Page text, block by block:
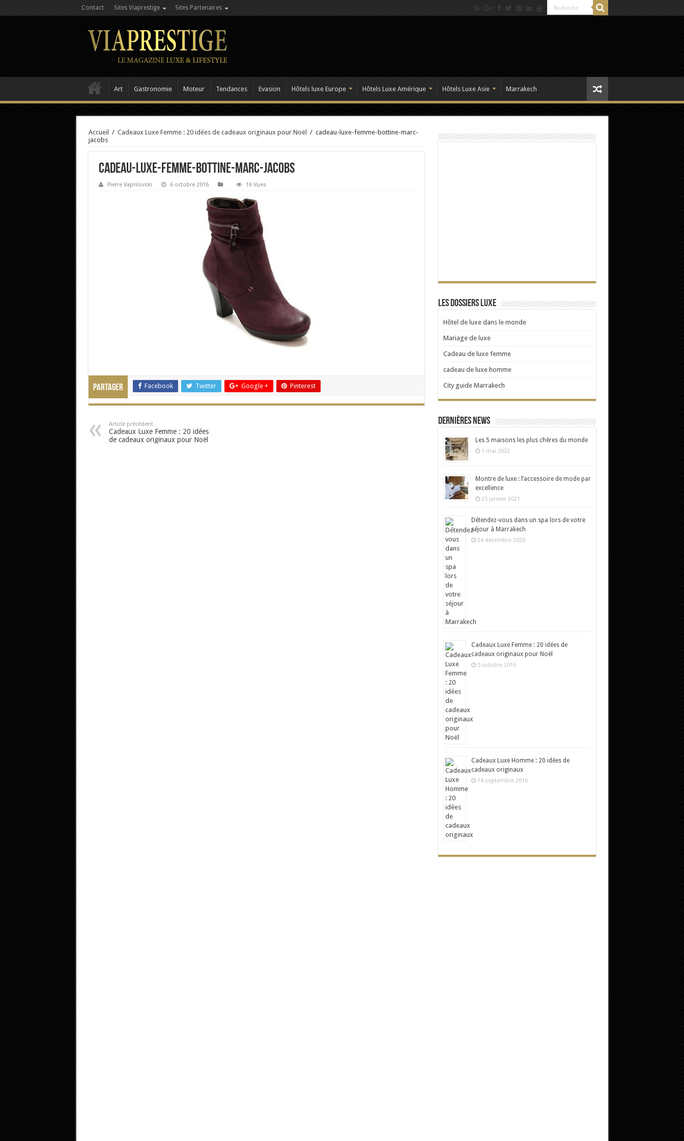
Contact Sites Viaprestige Sites Partenaires
Art Gastronomie Moteur Tendances Evasion Hôtels luxe Europe Hôtels Luxe Amérique Hôtels Luxe Asie Marrakech
Accueil / Cadeaux Luxe Femme : 20 idées de cadeaux originaux pour Noël / cadeau-luxe-femme-bottine-marc-
jacobs
cadeau-luxe-femme-bottine-marc-jacobs
Pierre Vaprilovski 6 octobre 2016 16 Vues
Partager Facebook Twitter Google + Pinterest
Article précédent
Cadeaux Luxe Femme : 20 idées
de cadeaux originaux pour Noël
Les dossiers Luxe
Hôtel de luxe dans le monde
Mariage de luxe
Cadeau de luxe femme
cadeau de luxe homme
City guide Marrakech
Dernières news
Les 5 maisons les plus chères du monde
1 mai 2022
Montre de luxe : l’accessoire de mode par
excellence
25 janvier 2021
Détendez-vous dans un spa lors de votre
séjour à Marrakech
24 décembre 2020
Cadeaux Luxe Femme : 20 idées de
cadeaux originaux pour Noël
5 octobre 2016
Cadeaux Luxe Homme : 20 idées de
cadeaux originaux
14 septembre 2016